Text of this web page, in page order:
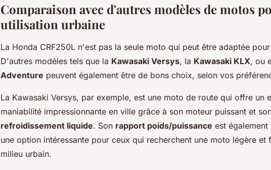
Comparaison avec d'autres modèles de motos
utilisation urbaine
La Honda CRF250L n'est pas la seule moto qui peut être adaptée
D'autres modèles tels que la Kawasaki Versys, la Kawasaki KLX, ou
Adventure peuvent également être de bons choix, selon vos
La Kawasaki Versys, par exemple, est une moto de route qui offre un
maniabilité impressionnante en ville grâce à son moteur puissant et
refroidissement liquide. Son rapport poids/puissance est
une option intéressante pour ceux qui recherchent une moto légère
milieu urbain.